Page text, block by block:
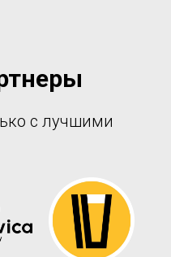
с лучшими